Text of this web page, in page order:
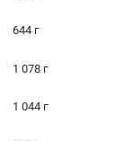
644 г
1 078 г
1 044 г